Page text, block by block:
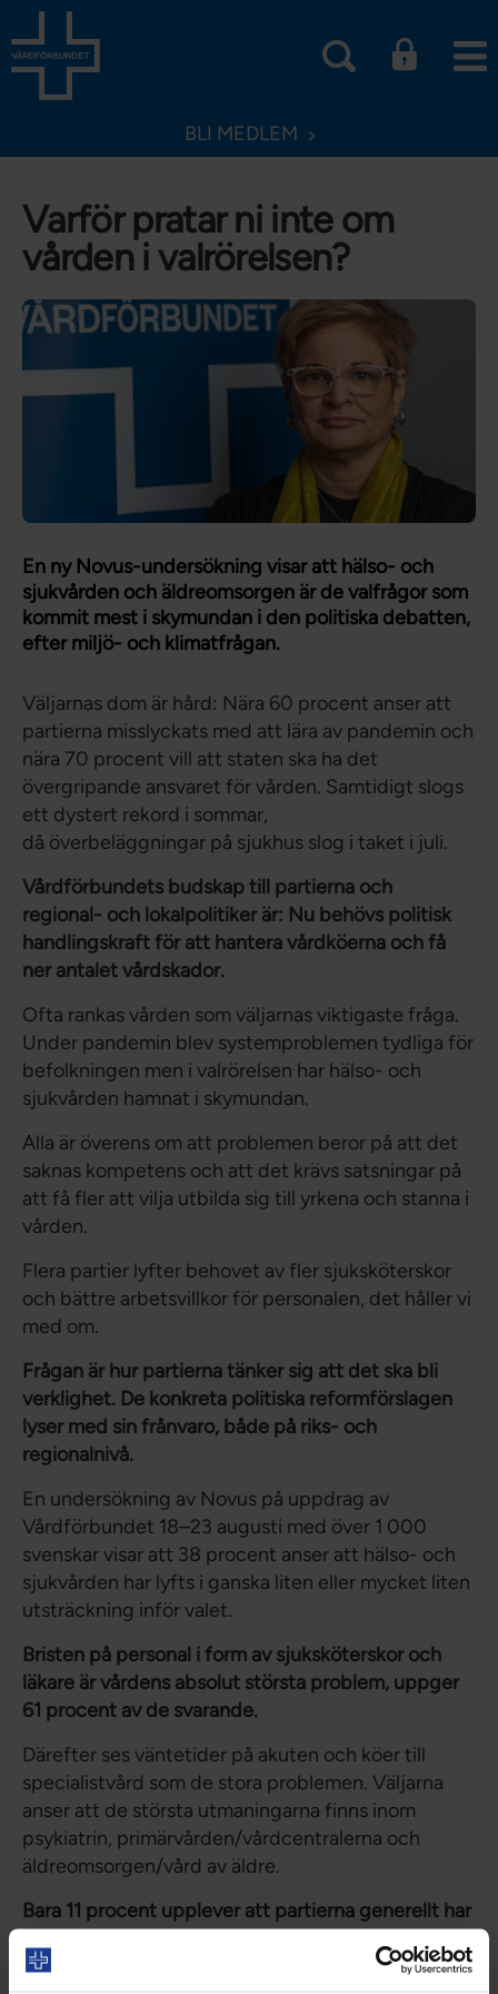
BLI MEDLEM
Varför pratar ni inte om
vården i valrörelsen?
En ny Novus-undersökning visar att hälso- och
sjukvården och äldreomsorgen är de valfrågor som
kommit mest i skymundan i den politiska debatten,
efter miljö- och klimatfrågan.
Väljarnas dom är hård: Nära 60 procent anser att
partierna misslyckats med att lära av pandemin och
nära 70 procent vill att staten ska ha det
övergripande ansvaret för vården. Samtidigt slogs
ett dystert rekord i sommar,
då överbeläggningar på sjukhus slog i taket i juli.
Vårdförbundets budskap till partierna och
regional- och lokalpolitiker är: Nu behövs politisk
handlingskraft för att hantera vårdköerna och få
ner antalet vårdskador.
Ofta rankas vården som väljarnas viktigaste fråga.
Under pandemin blev systemproblemen tydliga för
befolkningen men i valrörelsen har hälso- och
sjukvården hamnat i skymundan.
Alla är överens om att problemen beror på att det
saknas kompetens och att det krävs satsningar på
att få fler att vilja utbilda sig till yrkena och stanna i
vården.
Flera partier lyfter behovet av fler sjuksköterskor
och bättre arbetsvillkor för personalen, det håller vi
med om.
Frågan är hur partierna tänker sig att det ska bli
verklighet. De konkreta politiska reformförslagen
lyser med sin frånvaro, både på riks- och
regionalnivå.
En undersökning av Novus på uppdrag av
Vårdförbundet 18–23 augusti med över 1 000
svenskar visar att 38 procent anser att hälso- och
sjukvården har lyfts i ganska liten eller mycket liten
utsträckning inför valet.
Bristen på personal i form av sjuksköterskor och
läkare är vårdens absolut största problem, uppger
61 procent av de svarande.
Därefter ses väntetider på akuten och köer till
specialistvård som de stora problemen. Väljarna
anser att de största utmaningarna finns inom
psykiatrin, primärvården/vårdcentralerna och
äldreomsorgen/vård av äldre.
Bara 11 procent upplever att partierna generellt har
59 procent anser att partierna inte dragit lärdomar